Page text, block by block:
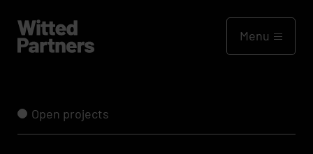
Menu
Open projects